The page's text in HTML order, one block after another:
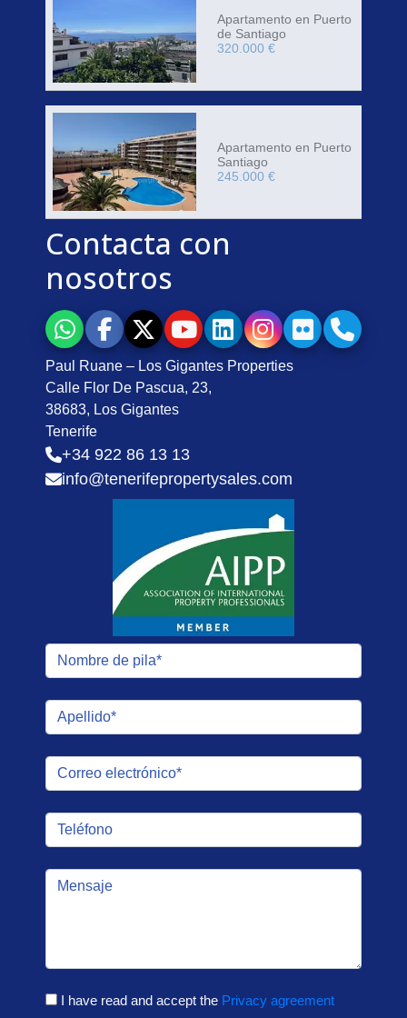
Apartamento en Puerto
de Santiago
320.000 €
Apartamento en Puerto
Santiago
245.000 €
Contacta con
nosotros
Paul Ruane – Los Gigantes Properties
Calle Flor De Pascua, 23,
38683, Los Gigantes
Tenerife
+34 922 86 13 13
info@tenerifepropertysales.com
I have read and accept the Privacy agreement